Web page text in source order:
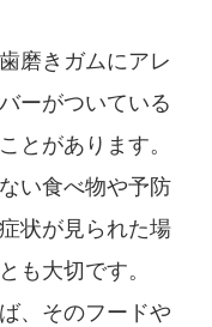
磨きガムにアレ
ーがついている
とがあります。
い食べ物や予防
状が見られた場
も大切です。
、そのフードや